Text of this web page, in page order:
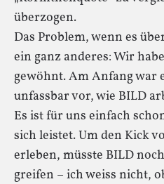
überzogen.
Das Problem, wenn es
ein ganz anderes: Wir
gewöhnt. Am Anfang war
unfassbar vor, wie BILD
Es ist für uns einfach
sich leistet. Um den Kick
erleben, müsste BILD
greifen – ich weiss nicht,